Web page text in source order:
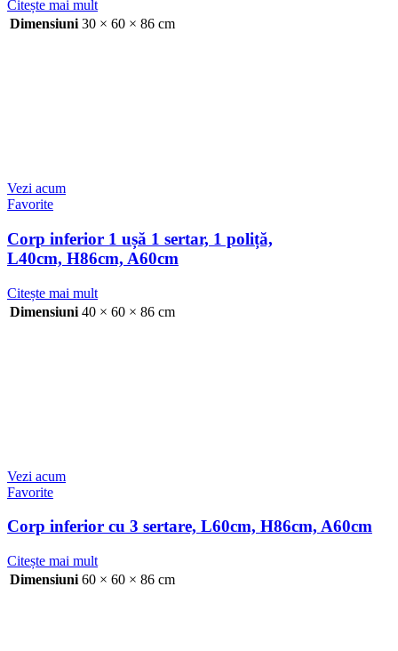
Citește mai mult
Dimensiuni 30 × 60 × 86 cm
Vezi acum
Favorite
Corp inferior 1 ușă 1 sertar, 1 poliță,
L40cm, H86cm, A60cm
Citește mai mult
Dimensiuni 40 × 60 × 86 cm
Vezi acum
Favorite
Corp inferior cu 3 sertare, L60cm, H86cm, A60cm
Citește mai mult
Dimensiuni 60 × 60 × 86 cm